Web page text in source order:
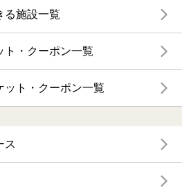
る施設一覧
ト・クーポン一覧
ット・クーポン一覧
ス